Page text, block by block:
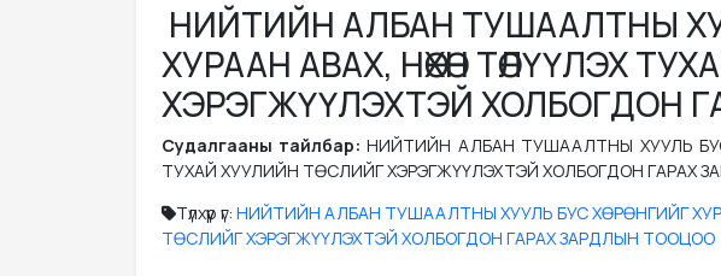
НИЙТИЙН АЛБАН ТУШААЛТНЫ
ХУРААН АВАХ, НӨХӨН ТӨЛҮҮЛЭХ
ХЭРЭГЖҮҮЛЭХТЭЙ ХОЛБОГДОН
Судалгааны тайлбар:НИЙТИЙН АЛБАН ТУШААЛТНЫ ХУУЛЬ
ТУХАЙ ХУУЛИЙН ТӨСЛИЙГ ХЭРЭГЖҮҮЛЭХТЭЙ ХОЛБОГДОН ГАРАХ
Түлхүүр үг: НИЙТИЙН АЛБАН ТУШААЛТНЫ ХУУЛЬ БУС ХӨРӨНГИЙГ
ТӨСЛИЙГ ХЭРЭГЖҮҮЛЭХТЭЙ ХОЛБОГДОН ГАРАХ ЗАРДЛЫН ТООЦОО